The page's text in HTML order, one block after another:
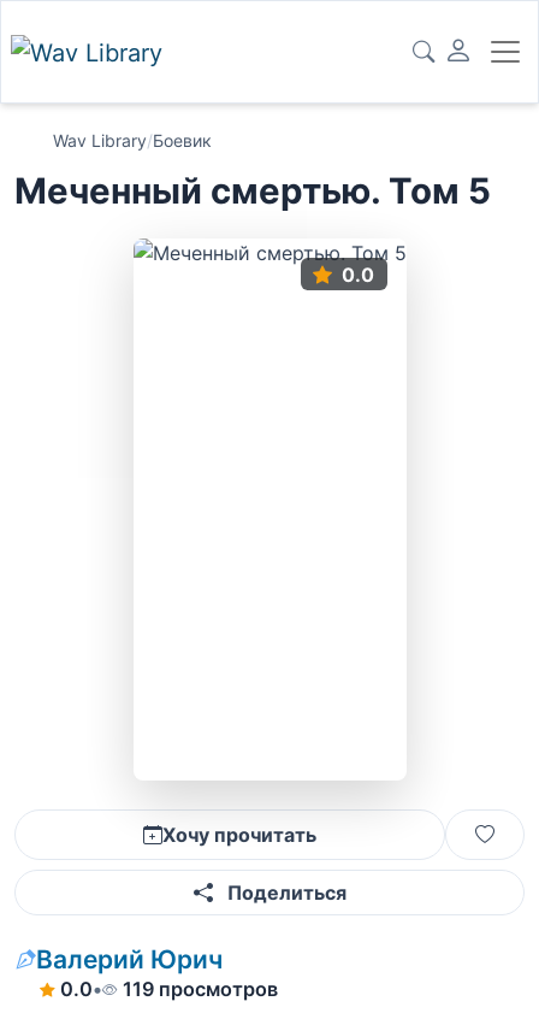
Wav Library/Боевик
Меченный смертью. Том 5
0.0
Хочу прочитать
Поделиться
Валерий Юрич
0.0• 119 просмотров